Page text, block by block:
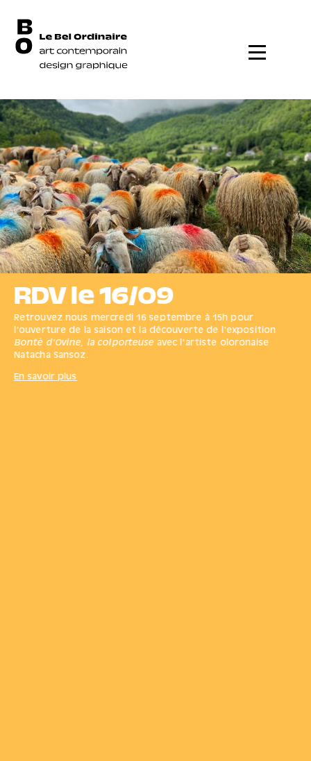
Menu
Bienvenue au Bel Ordinaire
RDV le 16/09
Retrouvez nous mercredi 16 septembre à 15h pour
l’ouverture de la saison et la découverte de l’exposition
Bonté d’Ovine, la colporteuseavec l’artiste oloronaise
Natacha Sansoz.
En savoir plus